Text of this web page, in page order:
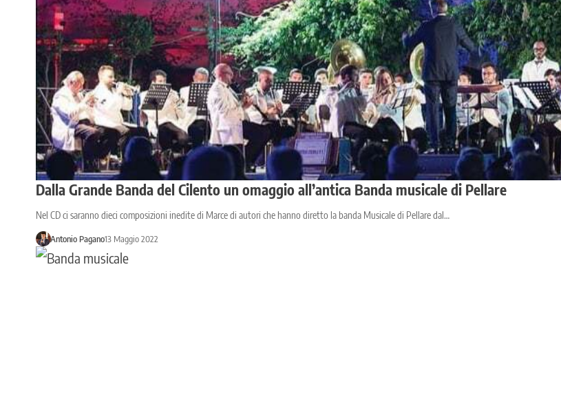
Dalla Grande Banda del Cilento un omaggio all’antica Banda musicale di Pellare
Nel CD ci saranno dieci composizioni inedite di Marce di autori che hanno diretto la banda Musicale di Pellare dal…
Antonio Pagano13 Maggio 2022